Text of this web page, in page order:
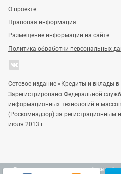
Продолжая использовать наш сайт, вы
О проекте
Правовая информация
Размещение информации на сайте
Политика обработки персональных
Сетевое издание «Кредиты и вклады
Зарегистрировано Федеральной
информационных технологий и
(Роскомнадзор) за
июля 2013 г.